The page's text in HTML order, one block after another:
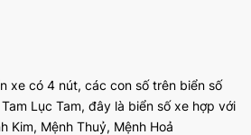
xe có 4 nút, các con số trên biển số
Lục Tam, đây là biển số xe hợp với
Kim, Mệnh Thuỷ, Mệnh Hoả